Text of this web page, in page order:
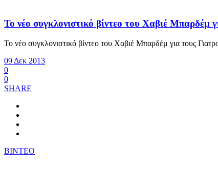
Το νέο συγκλονιστικό βίντεο του Χαβιέ
Το νέο συγκλονιστικό βίντεο του Χαβιέ Μπαρδέμ για τους
09 Δεκ 2013
0
0
SHARE
ΒΙΝΤΕΟ